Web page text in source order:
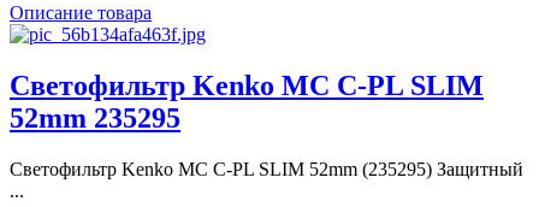
Описание товара
Светофильтр Kenko MC C-PL SLIM
52mm 235295
Светофильтр Kenko MC C-PL SLIM 52mm (235295) Защитный
...